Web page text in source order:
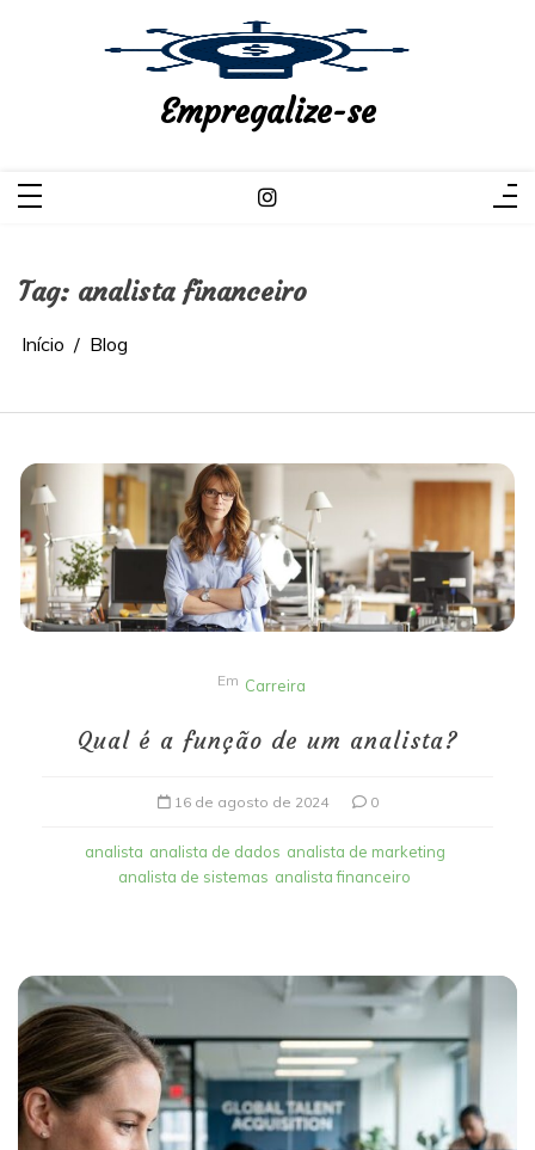
Empregalize-se
Tag: analista financeiro
Início Blog
Em Carreira
Qual é a função de um analista?
16 de agosto de 2024 0
analista analista de dados analista de marketing
analista de sistemas analista financeiro